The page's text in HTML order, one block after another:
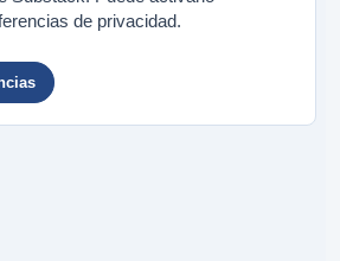
de privacidad.